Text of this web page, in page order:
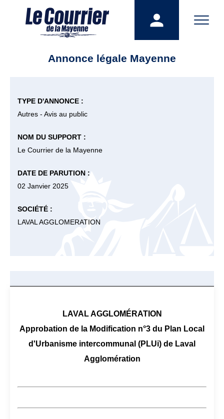
Annonce légale Mayenne
TYPE D'ANNONCE :
Autres - Avis au public
NOM DU SUPPORT :
Le Courrier de la Mayenne
DATE DE PARUTION :
02 Janvier 2025
SOCIÉTÉ :
LAVAL AGGLOMERATION
LAVAL AGGLOMÉRATION
Approbation de la Modification n°3 du Plan Local
d'Urbanisme intercommunal (PLUi) de Laval
Agglomération